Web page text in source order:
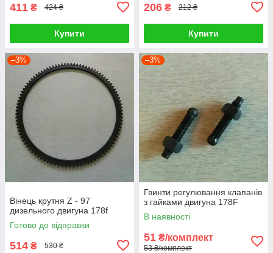
411 ₴ 424 ₴
Купити
206 ₴ 212 ₴
Купити
–3%
Вінець крутня Z - 97
дизельного двигуна 178f
Готово до відправки
514 ₴ 530 ₴
–3%
Гвинти регулювання клапанів
з гайками двигуна 178F
В наявності
51 ₴/комплект
53 ₴/комплект